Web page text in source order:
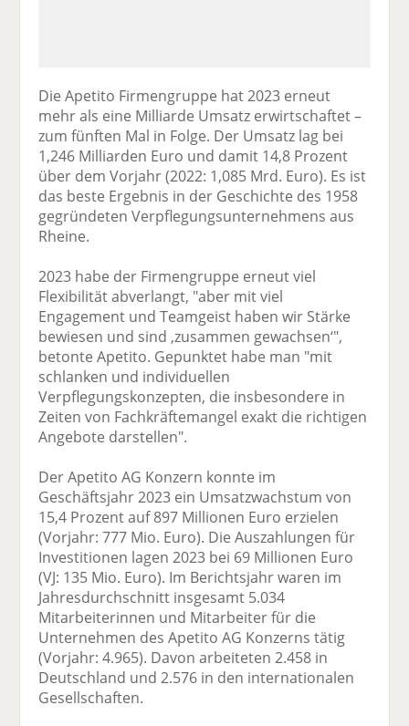
Die Apetito Firmengruppe hat 2023 erneut
mehr als eine Milliarde Umsatz erwirtschaftet –
zum fünften Mal in Folge. Der Umsatz lag bei
1,246 Milliarden Euro und damit 14,8 Prozent
über dem Vorjahr (2022: 1,085 Mrd. Euro). Es ist
das beste Ergebnis in der Geschichte des 1958
gegründeten Verpflegungsunternehmens aus
Rheine.
2023 habe der Firmengruppe erneut viel
Flexibilität abverlangt, "aber mit viel
Engagement und Teamgeist haben wir Stärke
bewiesen und sind ‚zusammen gewachsen‘",
betonte Apetito. Gepunktet habe man "mit
schlanken und individuellen
Verpflegungskonzepten, die insbesondere in
Zeiten von Fachkräftemangel exakt die richtigen
Angebote darstellen".
Der Apetito AG Konzern konnte im
Geschäftsjahr 2023 ein Umsatzwachstum von
15,4 Prozent auf 897 Millionen Euro erzielen
(Vorjahr: 777 Mio. Euro). Die Auszahlungen für
Investitionen lagen 2023 bei 69 Millionen Euro
(VJ: 135 Mio. Euro). Im Berichtsjahr waren im
Jahresdurchschnitt insgesamt 5.034
Mitarbeiterinnen und Mitarbeiter für die
Unternehmen des Apetito AG Konzerns tätig
(Vorjahr: 4.965). Davon arbeiteten 2.458 in
Deutschland und 2.576 in den internationalen
Gesellschaften.